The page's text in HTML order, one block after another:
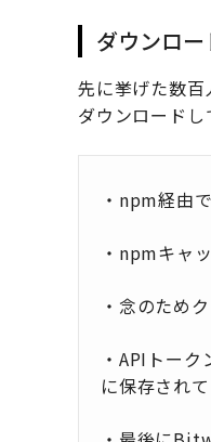
ダウンロ
先に挙げた数
ダウンロード
・npm経由
・npmキャ
・念のため
・APIトー
に保存され